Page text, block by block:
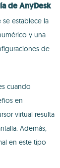
de AnyDesk
establece la
y una
de
cuando
en
virtual resulta
Además,
en este tipo